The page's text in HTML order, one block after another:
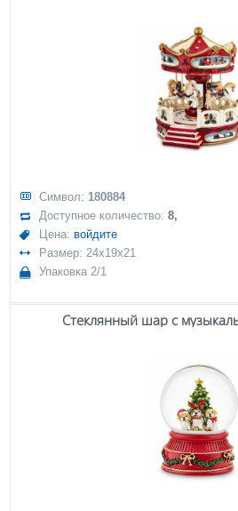
Символ: 180884
Доступное количество:8,
Цена: войдите
Размер: 24x19x21
Упаковка 2/1
Стеклянный шар с